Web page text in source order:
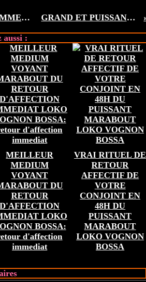
RETOUR D'AFFECTION AMOUREUX IMMEDIAT RAPIDE EN 24H, RETROUVEZ L’AMOUR VOUS DESESPEREZ DE RETROUVER ENFIN L’AMOUR, LE VRAI ? GRAND ET PUISSANT MAÎTRE MARABOUT COMPETENT LOKO VOGNON BOSSA
aussi :
MEILLEUR
MEDIUM
VOYANT
DU
RETOUR
D'AFFECTION
LOKO
BOSSA:
d'affection
immediat
VRAI RITUEL DE
RETOUR
AFFECTIF DE
VOTRE
CONJOINT EN
48H DU
PUISSANT
MARABOUT
LOKO VOGNON
BOSSA